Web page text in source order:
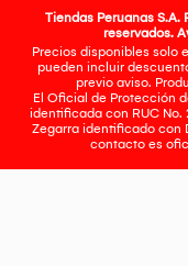
Tiendas Peruanas S.A.
reservados.
Precios disponibles solo
pueden incluir
previo aviso.
El Oficial de Protección
identificada con RUC No.
Zegarra identificado con
contacto es